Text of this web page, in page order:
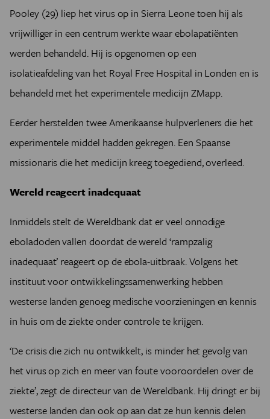
Pooley (29) liep het virus op in Sierra Leone toen hij als
vrijwilliger in een centrum werkte waar ebolapatiënten
werden behandeld. Hij is opgenomen op een
isolatieafdeling van het Royal Free Hospital in Londen en is
behandeld met het experimentele medicijn ZMapp.
Eerder herstelden twee Amerikaanse hulpverleners die het
experimentele middel hadden gekregen. Een Spaanse
missionaris die het medicijn kreeg toegediend, overleed.
Wereld reageert inadequaat
Inmiddels stelt de Wereldbank dat er veel onnodige
eboladoden vallen doordat de wereld ‘rampzalig
inadequaat’ reageert op de ebola-uitbraak. Volgens het
instituut voor ontwikkelingssamenwerking hebben
westerse landen genoeg medische voorzieningen en kennis
in huis om de ziekte onder controle te krijgen.
‘De crisis die zich nu ontwikkelt, is minder het gevolg van
het virus op zich en meer van foute vooroordelen over de
ziekte’, zegt de directeur van de Wereldbank. Hij dringt er bij
westerse landen dan ook op aan dat ze hun kennis delen